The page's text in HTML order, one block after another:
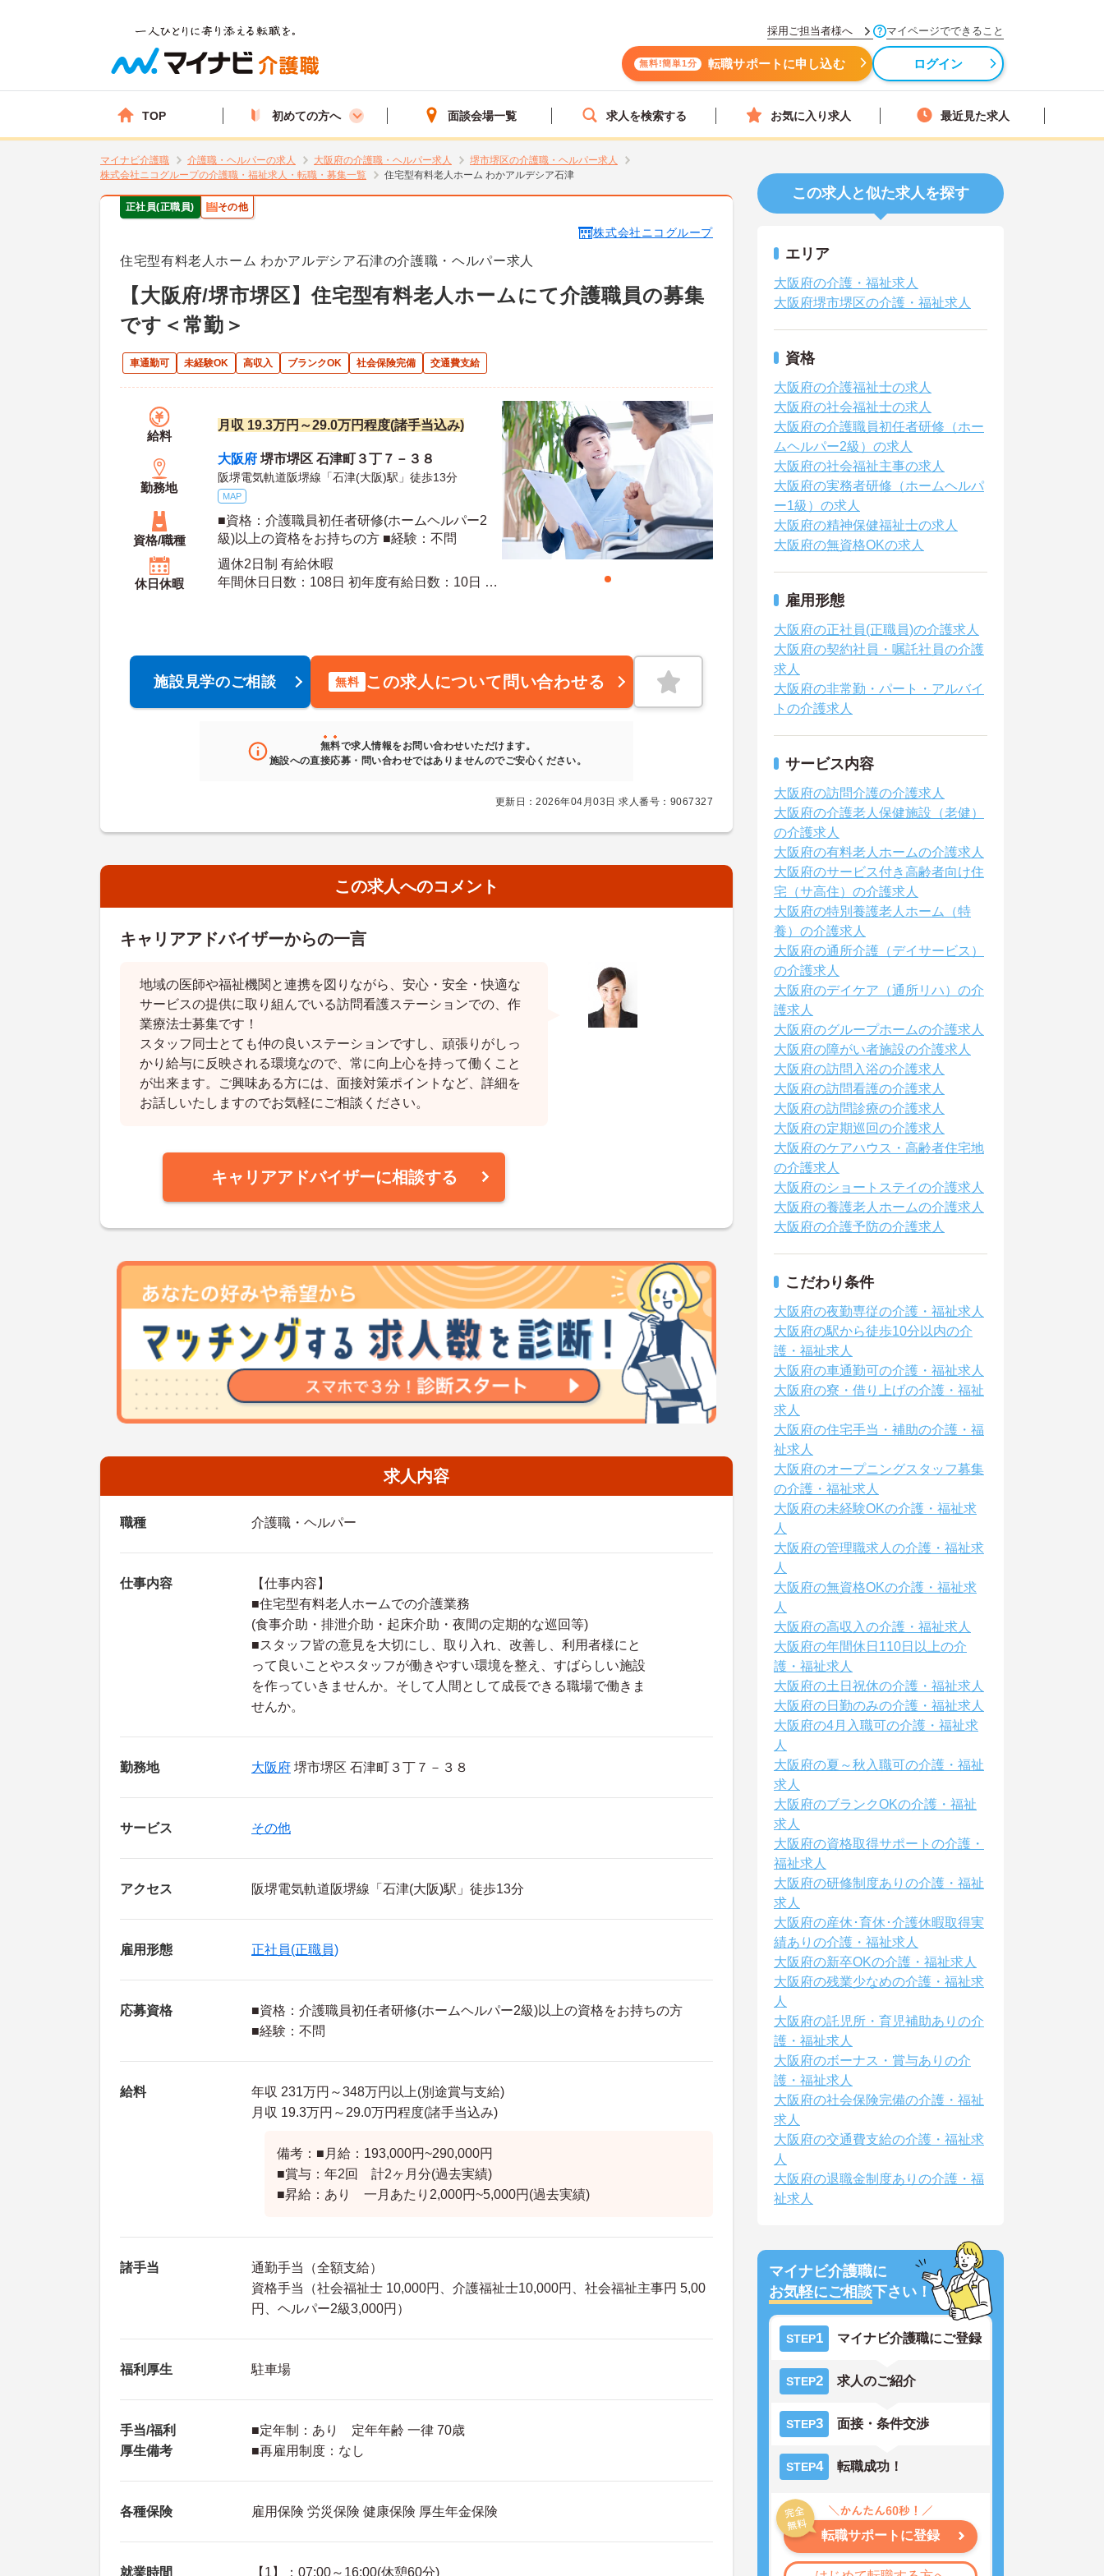
採用ご担当者様へ マイページでできること
無料!簡単1分 転職サポートに申し込む ログイン
TOP 初めての方へ 面談会場一覧 求人を検索する お気に入り求人 最近見た求人
マイナビ介護職 介護職・ヘルパーの求人 大阪府の介護職・ヘルパー求人
堺市堺区の介護職・ヘルパー求人
株式会社ニコグループの介護職・福祉求人・転職・募集一覧
住宅型有料老人ホーム わかアルデシア石津
正社員(正職員) その他
株式会社ニコグループ
住宅型有料老人ホーム わかアルデシア石津の介護職・ヘルパー求人
【大阪府/堺市堺区】住宅型有料老人ホームにて介護職員の募集
です＜常勤＞
車通勤可 未経験OK 高収入 ブランクOK 社会保険完備 交通費支給
給料
月収 19.3万円～29.0万円程度(諸手当込み)
勤務地
大阪府 堺市堺区 石津町３丁７－３８
阪堺電気軌道阪堺線「石津(大阪)駅」徒歩13分
MAP
資格/職種
■資格：介護職員初任者研修(ホームヘルパー2
級)以上の資格をお持ちの方 ■経験：不問
休日休暇
週休2日制 有給休暇
年間休日日数：108日 初年度有給日数：10日 最
施設見学のご相談 無料 この求人について問い合わせる
無料で求人情報をお問い合わせいただけます。
施設への直接応募・問い合わせではありませんのでご安心ください。
更新日：2026年04月03日 求人番号：9067327
この求人へのコメント
キャリアアドバイザーからの一言
地域の医師や福祉機関と連携を図りながら、安心・安全・快適な
サービスの提供に取り組んでいる訪問看護ステーションでの、作
業療法士募集です！
スタッフ同士とても仲の良いステーションですし、頑張りがしっ
かり給与に反映される環境なので、常に向上心を持って働くこと
が出来ます。ご興味ある方には、面接対策ポイントなど、詳細を
お話しいたしますのでお気軽にご相談ください。
キャリアアドバイザーに相談する
求人内容
職種 介護職・ヘルパー
仕事内容
【仕事内容】
■住宅型有料老人ホームでの介護業務
(食事介助・排泄介助・起床介助・夜間の定期的な巡回等)
■スタッフ皆の意見を大切にし、取り入れ、改善し、利用者様にと
って良いことやスタッフが働きやすい環境を整え、すばらしい施設
を作っていきませんか。そして人間として成長できる職場で働きま
せんか。
勤務地 大阪府 堺市堺区 石津町３丁７－３８
サービス その他
アクセス 阪堺電気軌道阪堺線「石津(大阪)駅」徒歩13分
雇用形態 正社員(正職員)
応募資格
■資格：介護職員初任者研修(ホームヘルパー2級)以上の資格をお持ちの方
■経験：不問
給料
年収 231万円～348万円以上(別途賞与支給)
月収 19.3万円～29.0万円程度(諸手当込み)
備考：■月給：193,000円~290,000円
■賞与：年2回 計2ヶ月分(過去実績)
■昇給：あり 一月あたり2,000円~5,000円(過去実績)
諸手当
通勤手当（全額支給）
資格手当（社会福祉士 10,000円、介護福祉士10,000円、社会福祉主事円 5,00
円、ヘルパー2級3,000円）
福利厚生 駐車場
手当/福利
厚生備考
■定年制：あり 定年年齢 一律 70歳
■再雇用制度：なし
各種保険 雇用保険 労災保険 健康保険 厚生年金保険
就業時間 【1】：07:00～16:00(休憩60分)
この求人と似た求人を探す
エリア
大阪府の介護・福祉求人
大阪府堺市堺区の介護・福祉求人
資格
大阪府の介護福祉士の求人
大阪府の社会福祉士の求人
大阪府の介護職員初任者研修（ホー
ムヘルパー2級）の求人
大阪府の社会福祉主事の求人
大阪府の実務者研修（ホームヘルパ
ー1級）の求人
大阪府の精神保健福祉士の求人
大阪府の無資格OKの求人
雇用形態
大阪府の正社員(正職員)の介護求人
大阪府の契約社員・嘱託社員の介護
求人
大阪府の非常勤・パート・アルバイ
トの介護求人
サービス内容
大阪府の訪問介護の介護求人
大阪府の介護老人保健施設（老健）
の介護求人
大阪府の有料老人ホームの介護求人
大阪府のサービス付き高齢者向け住
宅（サ高住）の介護求人
大阪府の特別養護老人ホーム（特
養）の介護求人
大阪府の通所介護（デイサービス）
の介護求人
大阪府のデイケア（通所リハ）の介
護求人
大阪府のグループホームの介護求人
大阪府の障がい者施設の介護求人
大阪府の訪問入浴の介護求人
大阪府の訪問看護の介護求人
大阪府の訪問診療の介護求人
大阪府の定期巡回の介護求人
大阪府のケアハウス・高齢者住宅地
の介護求人
大阪府のショートステイの介護求人
大阪府の養護老人ホームの介護求人
大阪府の介護予防の介護求人
こだわり条件
大阪府の夜勤専従の介護・福祉求人
大阪府の駅から徒歩10分以内の介
護・福祉求人
大阪府の車通勤可の介護・福祉求人
大阪府の寮・借り上げの介護・福祉
求人
大阪府の住宅手当・補助の介護・福
祉求人
大阪府のオープニングスタッフ募集
の介護・福祉求人
大阪府の未経験OKの介護・福祉求
人
大阪府の管理職求人の介護・福祉求
人
大阪府の無資格OKの介護・福祉求
人
大阪府の高収入の介護・福祉求人
大阪府の年間休日110日以上の介
護・福祉求人
大阪府の土日祝休の介護・福祉求人
大阪府の日勤のみの介護・福祉求人
大阪府の4月入職可の介護・福祉求
人
大阪府の夏～秋入職可の介護・福祉
求人
大阪府のブランクOKの介護・福祉
求人
大阪府の資格取得サポートの介護・
福祉求人
大阪府の研修制度ありの介護・福祉
求人
大阪府の産休･育休･介護休暇取得実
績ありの介護・福祉求人
大阪府の新卒OKの介護・福祉求人
大阪府の残業少なめの介護・福祉求
人
大阪府の託児所・育児補助ありの介
護・福祉求人
大阪府のボーナス・賞与ありの介
護・福祉求人
大阪府の社会保険完備の介護・福祉
求人
大阪府の交通費支給の介護・福祉求
人
大阪府の退職金制度ありの介護・福
祉求人
マイナビ介護職に
お気軽にご相談下さい！
STEP1 マイナビ介護職にご登録
STEP2 求人のご紹介
STEP3 面接・条件交渉
STEP4 転職成功！
転職サポートに登録